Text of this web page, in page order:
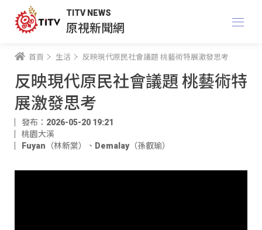
TITV NEWS
原視新聞網
首頁 生活 反映現代原民社會議題 桃藝術特展激發思考
反映現代原民社會議題 桃藝術特
展激發思考
發布：2026-05-20 19:21
桃園大溪
Fuyan（林新棠）
、 Demalay（孫叡瑜）